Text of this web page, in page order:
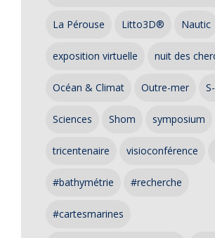
La Pérouse Litto3D® Nautic
exposition virtuelle nuit des
Océan & Climat Outre-mer
Sciences Shom symposium
tricentenaire visioconférence
#bathymétrie #recherche
#cartesmarines